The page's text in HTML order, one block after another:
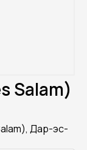
Salam)
Дар-эс-